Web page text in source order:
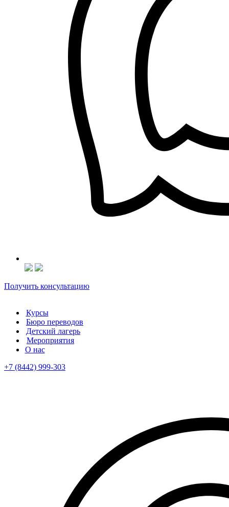
Получить консультацию
Курсы
Бюро переводов
Детский лагерь
Мероприятия
О нас
+7 (8442) 999-303